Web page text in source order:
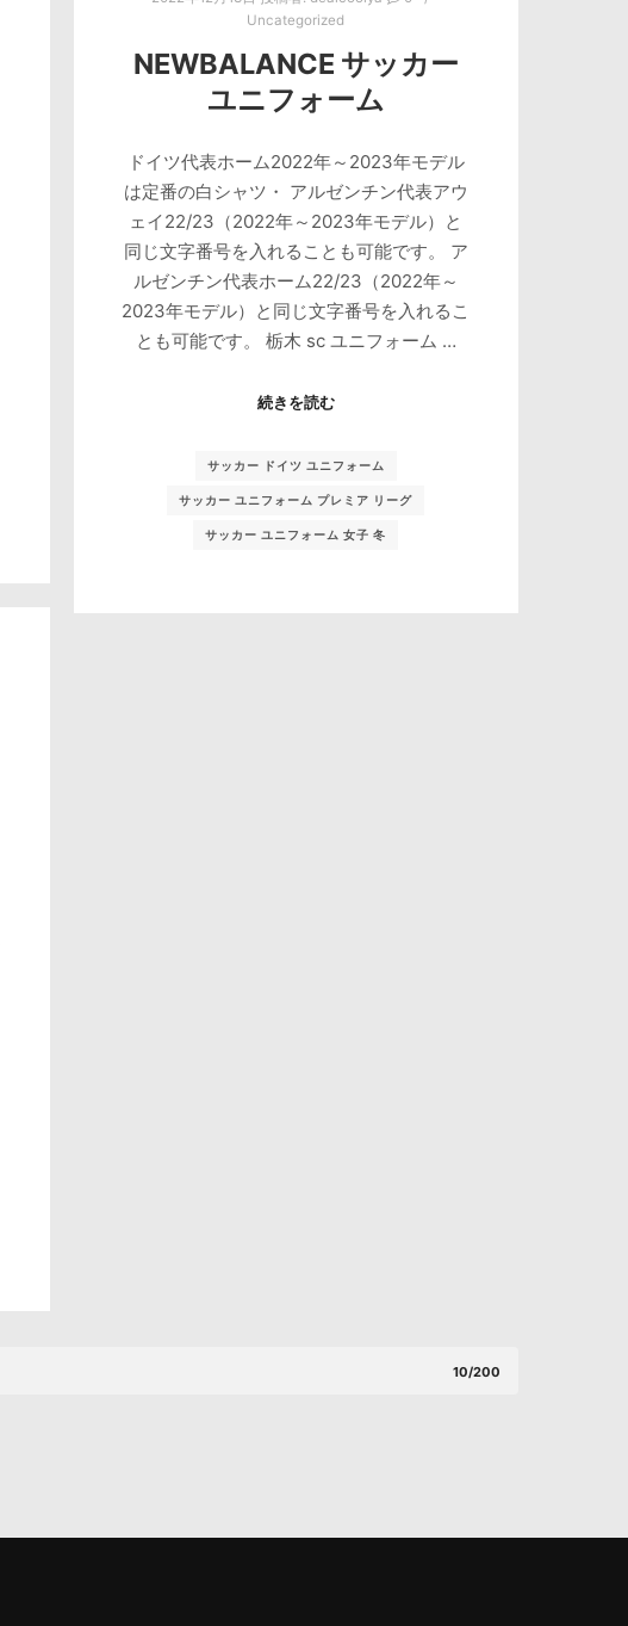
Uncategorized
NEWBALANCE サッカー
ユニフォーム
ドイツ代表ホーム2022年～2023年モデル
は定番の白シャツ・ アルゼンチン代表アウ
ェイ22/23（2022年～2023年モデル）と
同じ文字番号を入れることも可能です。 ア
ルゼンチン代表ホーム22/23（2022年～
2023年モデル）と同じ文字番号を入れるこ
とも可能です。 栃木 sc ユニフォーム …
続きを読む
サッカー ドイツ ユニフォーム
サッカー ユニフォーム プレミア リーグ
サッカー ユニフォーム 女子 冬
10/200